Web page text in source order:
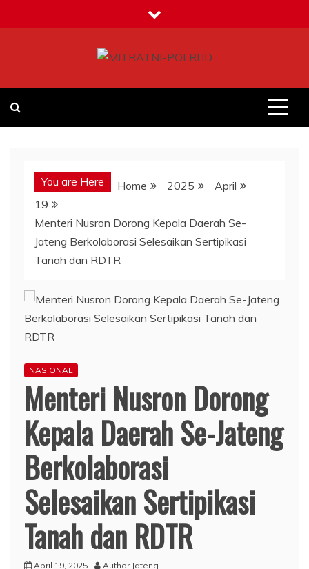
to
You are Here Home 2025
April
19
Menteri Nusron Dorong Kepala Daerah Se-
Jateng Berkolaborasi Selesaikan Sertipikasi
Tanah dan RDTR
NASIONAL
Menteri Nusron Dorong
Kepala Daerah Se-Jateng
Berkolaborasi
Selesaikan Sertipikasi
Tanah dan RDTR
April 19, 2025 Author Jateng